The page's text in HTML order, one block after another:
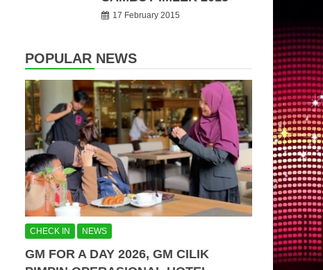
17 February 2015
POPULAR NEWS
CHECK IN NEWS
GM FOR A DAY 2026, GM CILIK